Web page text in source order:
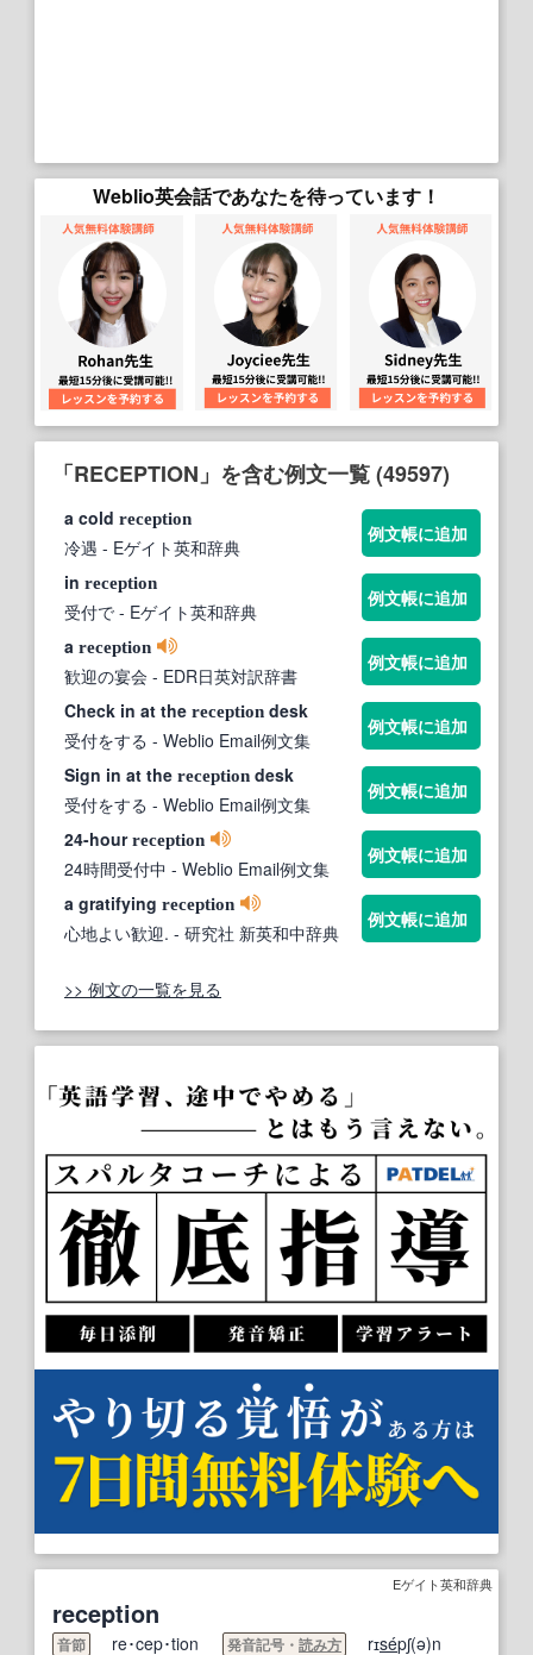
Weblio英会話であなたを待っています！
「RECEPTION」を含む例文一覧 (49597)
a cold reception
冷遇 - Eゲイト英和辞典
例文帳に追加
in reception
受付で - Eゲイト英和辞典
例文帳に追加
a reception
歓迎の宴会 - EDR日英対訳辞書
例文帳に追加
Check in at the reception desk
受付をする - Weblio Email例文集
例文帳に追加
Sign in at the reception desk
受付をする - Weblio Email例文集
例文帳に追加
24-hourreception
24時間受付中 - Weblio Email例文集
例文帳に追加
a gratifying reception
心地よい歓迎. - 研究社 新英和中辞典
例文帳に追加
>> 例文の一覧を見る
Eゲイト英和辞典
reception
音節 re･cep･tion 発音記号・ 読み方 rɪsépʃ(ə)n